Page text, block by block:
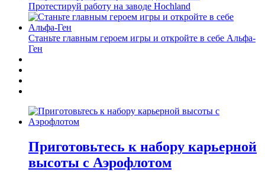
Протестируй работу на заводе Hochland
Станьте главным героем игры и откройте в себе Альфа-
Ген
Приготовьтесь к набору карьерной
высоты с Аэрофлотом